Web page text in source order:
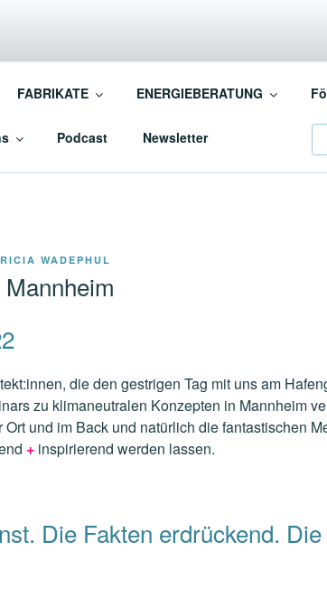
FABRIKATE ENERGIEBERATUNG
Podcast Newsletter
WADEPHUL
die den gestrigen Tag mit uns am
zu klimaneutralen Konzepten in Mannheim
und im Back und natürlich die fantastischen
+ inspirierend werden lassen.
Die Fakten erdrückend.